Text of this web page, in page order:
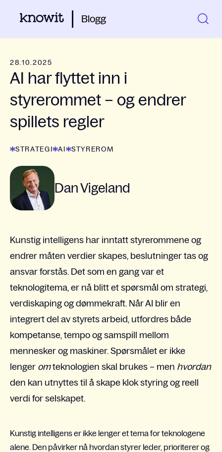
Blogg
28.10.2025
AI har flyttet inn i
styrerommet – og endrer
spillets regler
STRATEGI AI STYREROM
Dan Vigeland
Kunstig intelligens har inntatt styrerommene og
endrer måten verdier skapes, beslutninger tas og
ansvar forstås. Det som en gang var et
teknologitema, er nå blitt et spørsmål om strategi,
verdiskaping og dømmekraft. Når AI blir en
integrert del av styrets arbeid, utfordres både
kompetanse, tempo og samspill mellom
mennesker og maskiner. Spørsmålet er ikke
lenger omteknologien skal brukes – men hvordan
den kan utnyttes til å skape klok styring og reell
verdi for selskapet.
Kunstig intelligens er ikke lenger et tema for teknologene
alene. Den påvirker nå hvordan styrer leder, prioriterer og